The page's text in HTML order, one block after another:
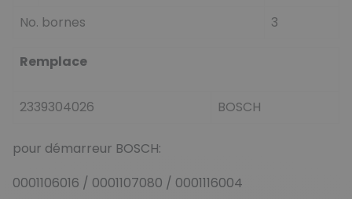
No. bornes
3
Remplace
2339304026 BOSCH
pour démarreur BOSCH:
0001106016 / 0001107080 / 0001116004